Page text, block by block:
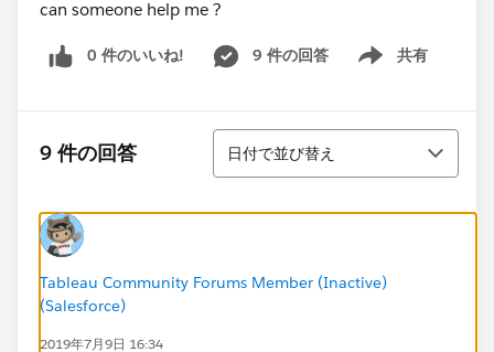
can someone help me ?
0 件のいいね! 9 件の回答 共有
Show menu
9 件の回答
並び替え
日付で並び替え
Tableau Community Forums Member (Inactive)
(Salesforce)
2019年7月9日 16:34